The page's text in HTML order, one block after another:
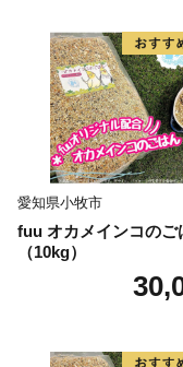
愛知県小牧市
fuu オカメインコのご
（10kg）